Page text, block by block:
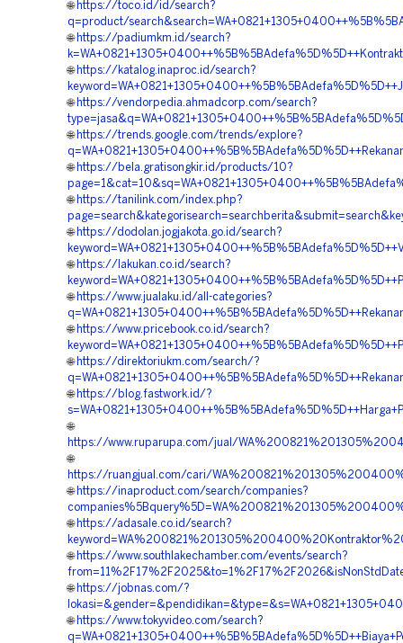
🌐 https://toco.id/id/search?
q=product/
🌐 https://padiumkm.id/search?
🌐 https://katalog.inaproc.id/search?
🌐 https://vendorpedia.ahmadcorp.com/search?
🌐 https://trends.google.com/trends/explore?
🌐 https://bela.gratisongkir.id/products/10?
🌐 https://tanilink.com/index.php?
🌐 https://dodolan.jogjakota.go.id/search?
🌐 https://lakukan.co.id/search?
🌐 https://www.jualaku.id/all-categories?
🌐 https://www.pricebook.co.id/search?
🌐 https://direktoriukm.com/search/?
🌐 https://blog.fastwork.id/?
🌐
https://www.ruparupa.com/jual/
🌐
https://ruangjual.com/cari/
🌐 https://inaproduct.com/search/companies?
🌐 https://adasale.co.id/search?
🌐 https://www.southlakechamber.com/events/search?
🌐 https://jobnas.com/?
🌐 https://www.tokyvideo.com/search?